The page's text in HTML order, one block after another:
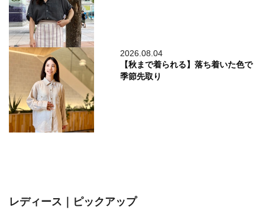
2026.08.04
【秋まで着られる】落ち着いた色で
季節先取り
レディース｜ピックアップ